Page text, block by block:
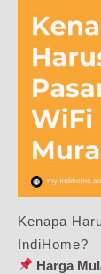
Kenapa
IndiHome?
Harga